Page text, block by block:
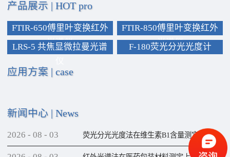
产品展示 HOT pro
FTIR-650傅里叶变换红外
光谱仪
FTIR-850傅里叶变换红外
光谱仪
LRS-5 共焦显微拉曼光谱
F-180荧光分光光度计
应用方案 | case
新闻中心 News
荧光分光光度法在维生素B1含量测定上的应用
2026 - 08 - 03